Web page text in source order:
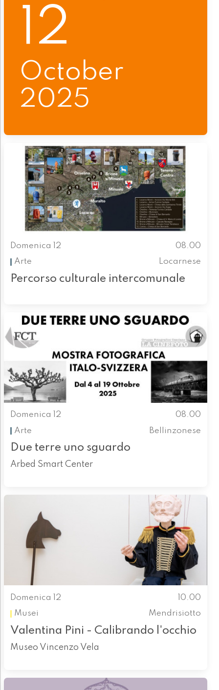
12
October
2025
Domenica 12
08.00
Arte
Locarnese
Percorso culturale intercomunale
Domenica 12
08.00
Arte
Bellinzonese
Due terre uno sguardo
Arbed Smart Center
Domenica 12
10.00
Musei
Mendrisiotto
Valentina Pini - Calibrando l'occhio
Museo Vincenzo Vela